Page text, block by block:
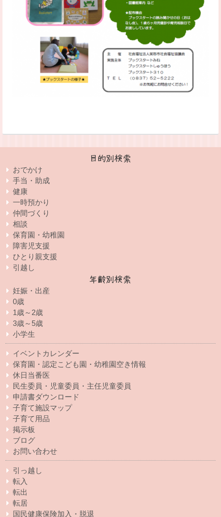
目的別検索
おでかけ
手当・助成
健康
一時預かり
仲間づくり
相談
保育園・幼稚園
障害児支援
ひとり親支援
引越し
年齢別検索
妊娠・出産
0歳
1歳～2歳
3歳～5歳
小学生
イベントカレンダー
保育園・認定こども園・幼稚園空き情報
休日当番医
民生委員・児童委員・主任児童委員
申請書ダウンロード
子育て施設マップ
子育て用品
掲示板
ブログ
お問い合わせ
引っ越し
転入
転出
転居
国民健康保険加入・脱退